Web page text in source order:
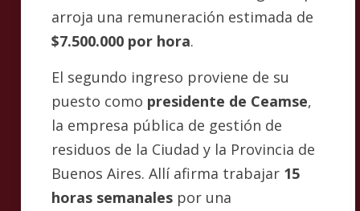
arroja una remuneración estimada de
$7.500.000 por hora.
El segundo ingreso proviene de su
puesto como presidente de Ceamse,
la empresa pública de gestión de
residuos de la Ciudad y la Provincia de
Buenos Aires. Allí afirma trabajar 15
horas semanales por una